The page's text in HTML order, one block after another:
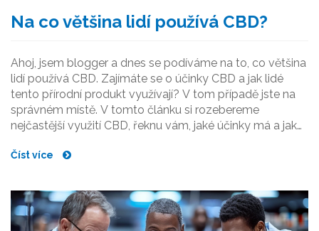
Na co většina lidí používá CBD?
Ahoj, jsem blogger a dnes se podíváme na to, co většina
lidí používá CBD. Zajímáte se o účinky CBD a jak lidé
tento přírodní produkt využívají? V tom případě jste na
správném místě. V tomto článku si rozebereme
nejčastější využití CBD, řeknu vám, jaké účinky má a jak
ponořit do světa CBD.
Číst více